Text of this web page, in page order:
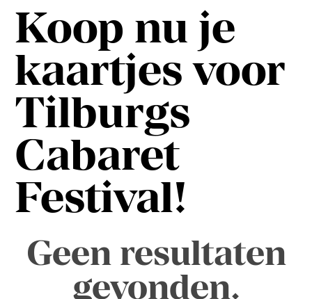
Koop nu je
kaartjes voor
Tilburgs
Cabaret
Festival!
Geen resultaten
gevonden.